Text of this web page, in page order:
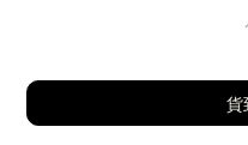
貨